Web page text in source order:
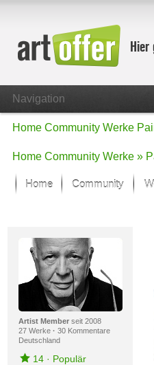
Hier
Navigation
Home Community Werke
Home Community Werke »
Home Community
Artist Memberseit 2008
27 Werke · 30 Kommentare
Deutschland
14· Populär